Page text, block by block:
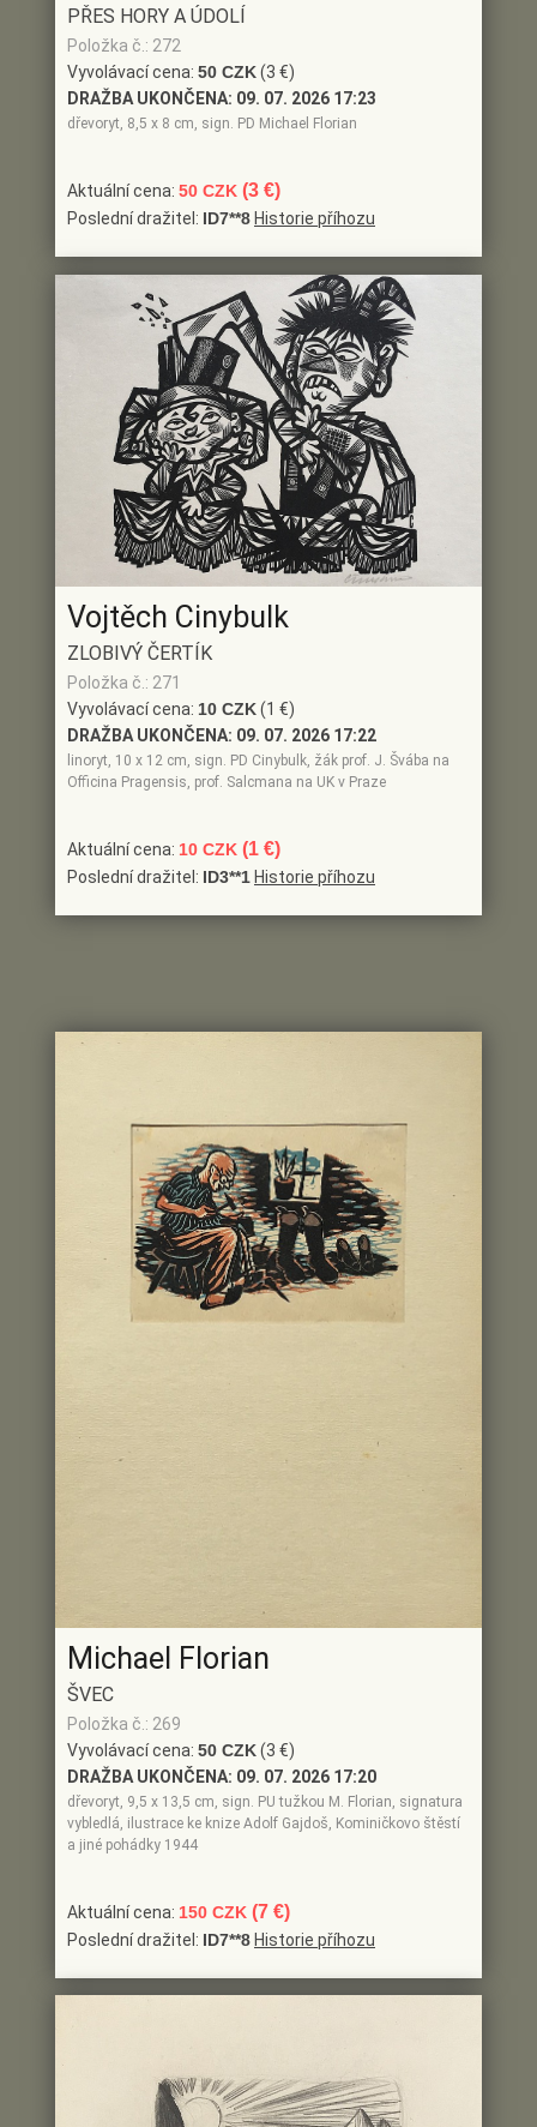
PŘES HORY A ÚDOLÍ
Položka č.: 272
Vyvolávací cena: 50 CZK(3 €)
DRAŽBA UKONČENA: 09. 07. 2026 17:23
dřevoryt, 8,5 x 8 cm, sign. PD Michael Florian
Aktuální cena: 50 CZK (3 €)
Poslední dražitel: ID7**8 Historie příhozu
Vojtěch Cinybulk
ZLOBIVÝ ČERTÍK
Položka č.: 271
Vyvolávací cena: 10 CZK(1 €)
DRAŽBA UKONČENA: 09. 07. 2026 17:22
linoryt, 10 x 12 cm, sign. PD Cinybulk, žák prof. J. Švába na
Officina Pragensis, prof. Salcmana na UK v Praze
Aktuální cena: 10 CZK (1 €)
Poslední dražitel: ID3**1 Historie příhozu
Michael Florian
ŠVEC
Položka č.: 269
Vyvolávací cena: 50 CZK(3 €)
DRAŽBA UKONČENA: 09. 07. 2026 17:20
dřevoryt, 9,5 x 13,5 cm, sign. PU tužkou M. Florian, signatura
vybledlá, ilustrace ke knize Adolf Gajdoš, Kominičkovo štěstí
a jiné pohádky 1944
Aktuální cena: 150 CZK (7 €)
Poslední dražitel: ID7**8Historie příhozu